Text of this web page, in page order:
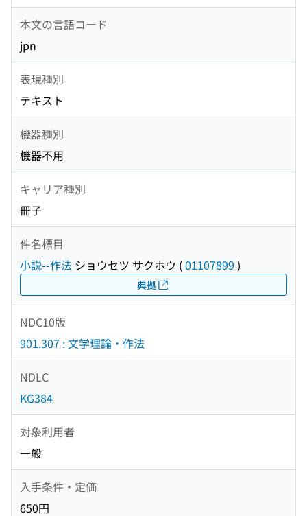
本文の言語コード
jpn
表現種別
テキスト
機器種別
機器不用
キャリア種別
冊子
件名標目
小説--作法 ショウセツ サクホウ (01107899 )
典拠
NDC10版
901.307 : 文学理論・作法
NDLC
KG384
対象利用者
一般
入手条件・定価
650円